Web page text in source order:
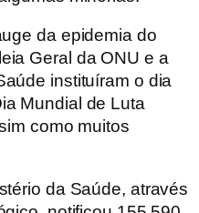
da epidemia do
Geral da ONU e a
instituíram o dia
Mundial de Luta
como muitos
da Saúde, através